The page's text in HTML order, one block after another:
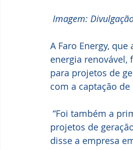
Imagem:
A Faro Energy,
energia
para projetos de
com a captação
“Foi também a
projetos de
disse a empresa